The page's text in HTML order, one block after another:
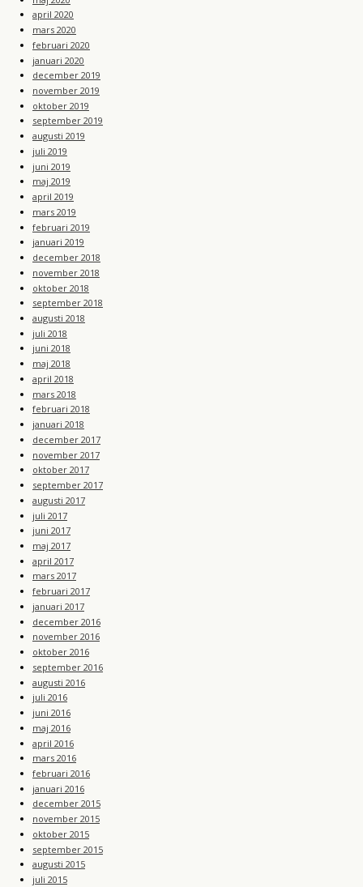
april 2020
mars 2020
februari 2020
januari 2020
december 2019
november 2019
oktober 2019
september 2019
augusti 2019
juli 2019
juni 2019
maj 2019
april 2019
mars 2019
februari 2019
januari 2019
december 2018
november 2018
oktober 2018
september 2018
augusti 2018
juli 2018
juni 2018
maj 2018
april 2018
mars 2018
februari 2018
januari 2018
december 2017
november 2017
oktober 2017
september 2017
augusti 2017
juli 2017
juni 2017
maj 2017
april 2017
mars 2017
februari 2017
januari 2017
december 2016
november 2016
oktober 2016
september 2016
augusti 2016
juli 2016
juni 2016
maj 2016
april 2016
mars 2016
februari 2016
januari 2016
december 2015
november 2015
oktober 2015
september 2015
augusti 2015
juli 2015